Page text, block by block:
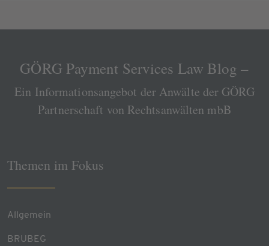
GÖRG Payment Services Law Blog –
Ein Informationsangebot der Anwälte der GÖRG
Partnerschaft von Rechtsanwälten mbB
Themen im Fokus
Allgemein
BRUBEG